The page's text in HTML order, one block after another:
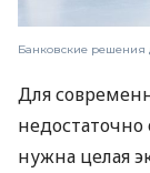
Банковские
Для
недостаточно
нужна целая